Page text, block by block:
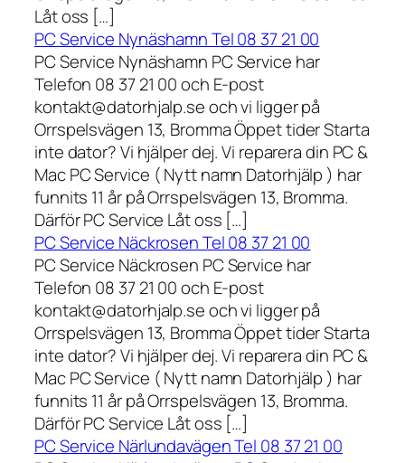
Låt oss […]
PC Service Nynäshamn Tel 08 37 21 00
PC Service Nynäshamn PC Service har
Telefon 08 37 21 00 och E-post
kontakt@datorhjalp.se och vi ligger på
Orrspelsvägen 13, Bromma Öppet tider Starta
inte dator? Vi hjälper dej. Vi reparera din PC &
Mac PC Service ( Nytt namn Datorhjälp ) har
funnits 11 år på Orrspelsvägen 13, Bromma.
Därför PC Service Låt oss […]
PC Service Näckrosen Tel 08 37 21 00
PC Service Näckrosen PC Service har
Telefon 08 37 21 00 och E-post
kontakt@datorhjalp.se och vi ligger på
Orrspelsvägen 13, Bromma Öppet tider Starta
inte dator? Vi hjälper dej. Vi reparera din PC &
Mac PC Service ( Nytt namn Datorhjälp ) har
funnits 11 år på Orrspelsvägen 13, Bromma.
Därför PC Service Låt oss […]
PC Service Närlundavägen Tel 08 37 21 00